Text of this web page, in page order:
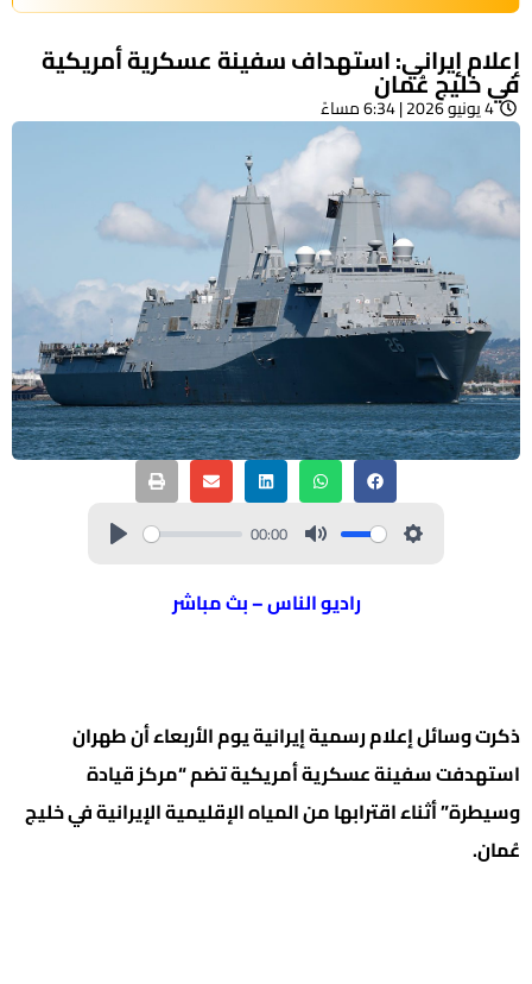
إعلام إيراني: استهداف سفينة عسكرية أمريكية
في خليج عُمان
4 يونيو 2026 | 6:34 مساءً
00:00
راديو الناس – بث مباشر
ذكرت وسائل إعلام رسمية إيرانية يوم الأربعاء أن طهران
استهدفت سفينة عسكرية أمريكية تضم “مركز قيادة
وسيطرة” أثناء اقترابها من المياه الإقليمية الإيرانية في خليج
عُمان.